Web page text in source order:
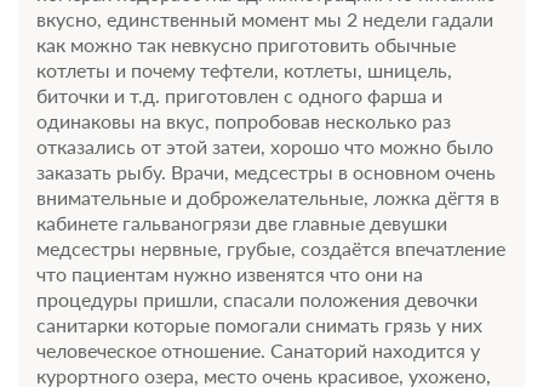
вкусно, единственный момент мы 2 недели гадали
как можно так невкусно приготовить обычные
котлеты и почему тефтели, котлеты, шницель,
биточки и т.д. приготовлен с одного фарша и
одинаковы на вкус, попробовав несколько раз
отказались от этой затеи, хорошо что можно было
заказать рыбу. Врачи, медсестры в основном очень
внимательные и доброжелательные, ложка дёгтя в
кабинете гальваногрязи две главные девушки
медсестры нервные, грубые, создаётся впечатление
что пациентам нужно извенятся что они на
процедуры пришли, спасали положения девочки
санитарки которые помогали снимать грязь у них
человеческое отношение. Санаторий находится у
курортного озера, место очень красивое, ухожено,